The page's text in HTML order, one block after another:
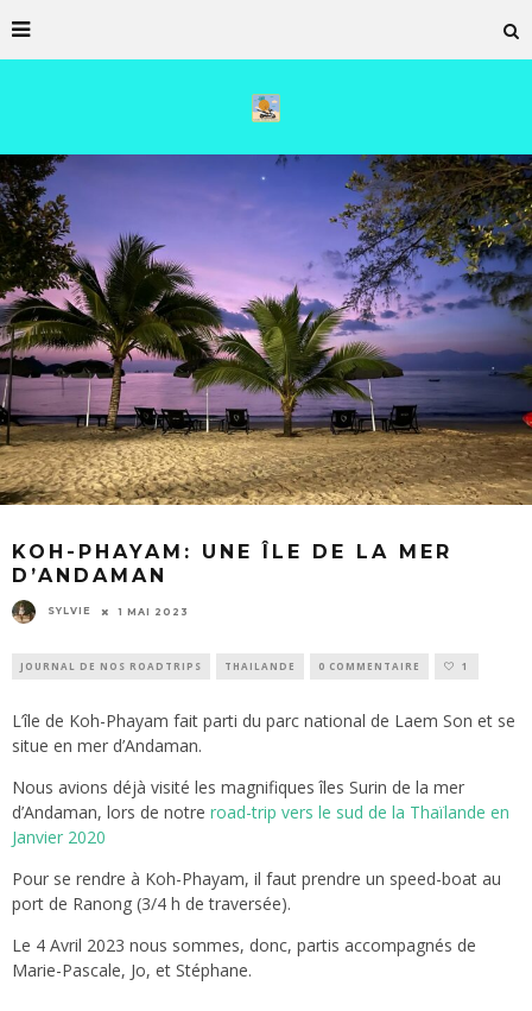
KOH-PHAYAM: UNE ÎLE DE LA MER
D’ANDAMAN
SYLVIE 1 MAI 2023
JOURNAL DE NOS ROADTRIPS THAILANDE 0 COMMENTAIRE 1
L’île de Koh-Phayam fait parti du parc national de Laem Son et se
situe en mer d’Andaman.
Nous avions déjà visité les magnifiques îles Surin de la mer
d’Andaman, lors de notre road-trip vers le sud de la Thaïlande en
Janvier 2020
Pour se rendre à Koh-Phayam, il faut prendre un speed-boat au
port de Ranong (3/4 h de traversée).
Le 4 Avril 2023 nous sommes, donc, partis accompagnés de
Marie-Pascale, Jo, et Stéphane.